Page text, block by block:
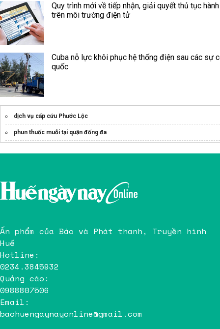
Quy trình mới về tiếp nhận, giải quyết thủ tục
trên môi trường điện tử
Cuba nỗ lực khôi phục hệ thống điện sau các sự
quốc
dịch vụ cấp cứu Phước Lộc
phun thuốc muỗi tại quận đống đa
Ấn phẩm của Báo và Phát thanh, Truyền hình
Huế
Hotline:
0234.3845932
Quảng cáo:
0988807506
Email:
baohuengaynayonline@gmail.com